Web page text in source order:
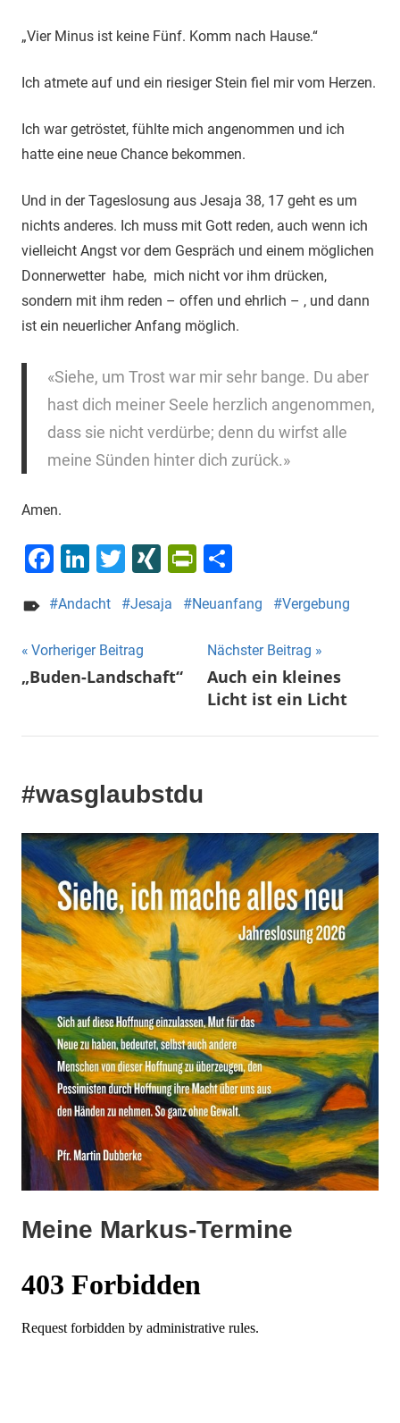
„Vier Minus ist keine Fünf. Komm nach Hause.“
Ich atmete auf und ein riesiger Stein fiel mir vom Herzen.
Ich war getröstet, fühlte mich angenommen und ich
hatte eine neue Chance bekommen.
Und in der Tageslosung aus Jesaja 38, 17 geht es um
nichts anderes. Ich muss mit Gott reden, auch wenn ich
vielleicht Angst vor dem Gespräch und einem möglichen
Donnerwetter habe, mich nicht vor ihm drücken,
sondern mit ihm reden – offen und ehrlich – , und dann
ist ein neuerlicher Anfang möglich.
«Siehe, um Trost war mir sehr bange. Du aber
hast dich meiner Seele herzlich angenommen,
dass sie nicht verdürbe; denn du wirfst alle
meine Sünden hinter dich zurück.»
Amen.
Facebook
LinkedIn
Twitter
XINGPrintFriendly
Andacht Jesaja Neuanfang Vergebung
Beitragsnavigation
Vorheriger Beitrag
„Buden-Landschaft“
Nächster Beitrag
Auch ein kleines
Licht ist ein Licht
#wasglaubstdu
Meine Markus-Termine